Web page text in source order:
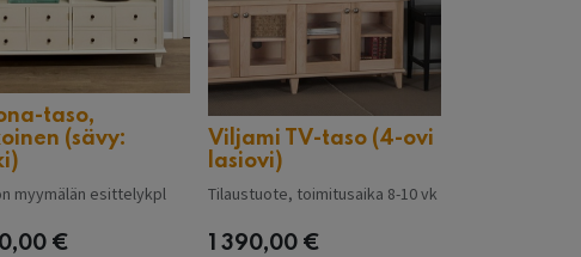
taso,
(sävy:
myymälän esittelykpl
€
Viljami TV-taso (4-ovi
lasiovi)
Tilaustuote, toimitusaika 8-10 vk
1 390,00 €